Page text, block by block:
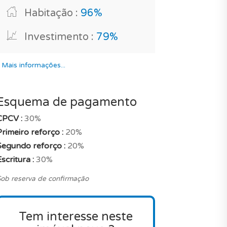
Habitação : 96%
Investimento : 79%
Mais informações...
de pagamento
: 30%
reforço : 20%
reforço : 20%
: 30%
reserva de confirmação
Tem interesse neste